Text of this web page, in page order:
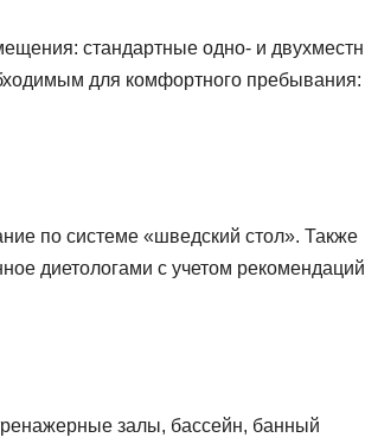
стандартные одно- и
для комфортного пребывания:
по системе «шведский стол». Также
диетологами с учетом рекомендаций
залы, бассейн, банный